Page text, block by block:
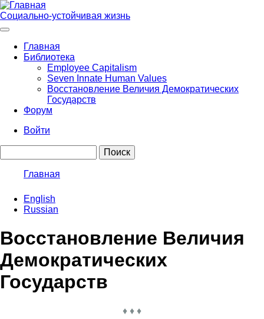
Перейти
к
основному
Социально-устойчивая жизнь
Main
navigation
Главная
Библиотека
Employee Capitalism
Seven Innate Human Values
Восстановление Величия Демократических
Государств
Форум
menu
Войти
навигации
Главная
English
Russian
Восстановление Величия
Демократических
Государств
♦ ♦ ♦